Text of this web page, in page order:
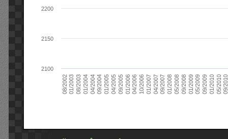
08/200201/200308/200301/200404/200409/200401/200504/200509/200501/200604/200610/200601/200704/200709/200701/200805/200809/200801/200905/200909/200901/201005/201009/
2100
2150
2200